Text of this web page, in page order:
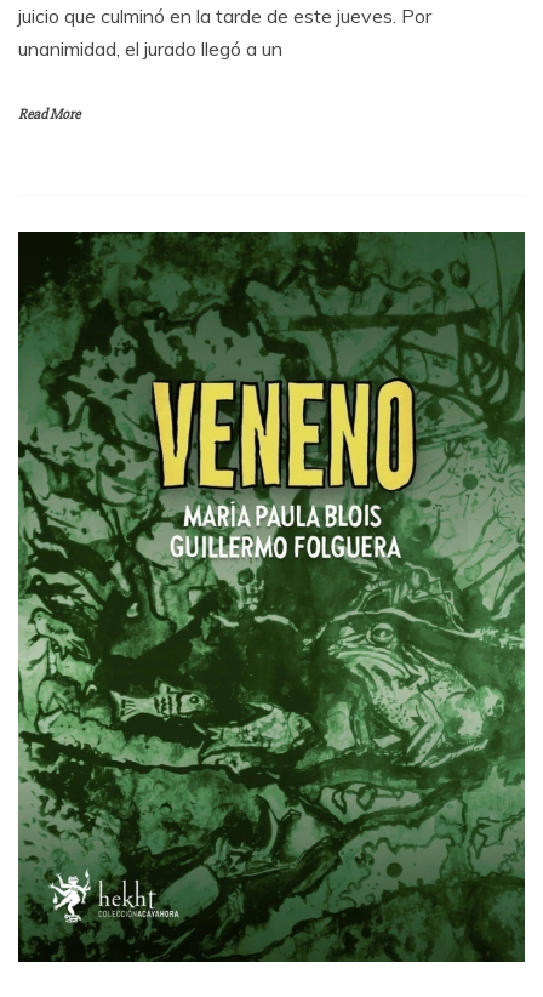
juicio que culminó en la tarde de este jueves. Por
unanimidad, el jurado llegó a un
Read More